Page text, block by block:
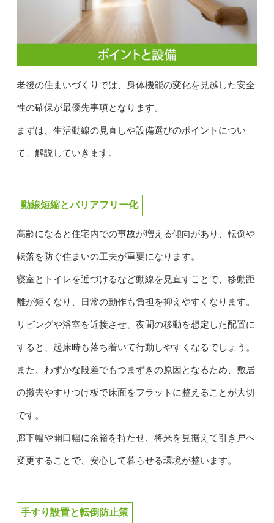
老後の住まいづくりでは、身体機能の変化を見越した安全
性の確保が最優先事項となります。
まずは、生活動線の見直しや設備選びのポイントについ
て、解説していきます。
動線短縮とバリアフリー化
高齢になると住宅内での事故が増える傾向があり、転倒や
転落を防ぐ住まいの工夫が重要になります。
寝室とトイレを近づけるなど動線を見直すことで、移動距
離が短くなり、日常の動作も負担を抑えやすくなります。
リビングや浴室を近接させ、夜間の移動を想定した配置に
すると、起床時も落ち着いて行動しやすくなるでしょう。
また、わずかな段差でもつまずきの原因となるため、敷居
の撤去やすりつけ板で床面をフラットに整えることが大切
です。
廊下幅や開口幅に余裕を持たせ、将来を見据えて引き戸へ
変更することで、安心して暮らせる環境が整います。
手すり設置と転倒防止策